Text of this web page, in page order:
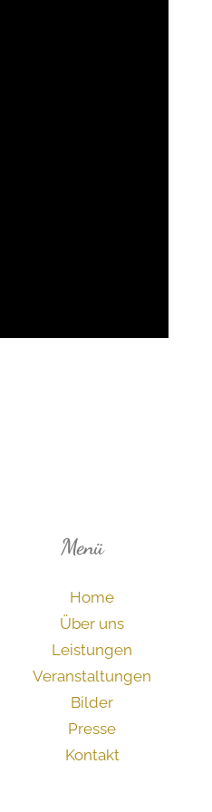
Menü
Home
Über uns
Leistungen
Veranstaltungen
Bilder
Presse
Kontakt